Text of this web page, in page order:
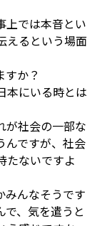
上では本音とい
えるという場面
か？
本にいる時とは
が社会の一部な
んですが、社会
たないですよ
みんなそうです
、気を遣うと